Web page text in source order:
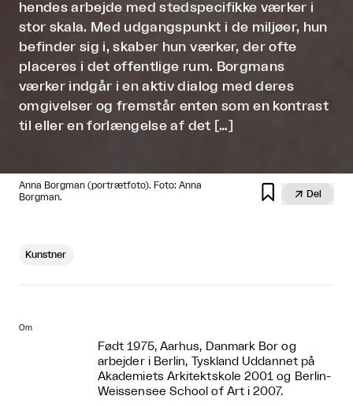
hendes arbejde med stedspecifikke værker i
stor skala. Med udgangspunkt i de miljøer, hun
befinder sig i, skaber hun værker, der ofte
placeres i det offentlige rum. Borgmans
værker indgår i en aktiv dialog med deres
omgivelser og fremstår enten som en kontrast
til eller en forlængelse af det […]
Anna Borgman (portrætfoto). Foto: Anna
Borgman.
  Del
Kunstner
Om
Født 1975, Aarhus, Danmark Bor og
arbejder i Berlin, Tyskland Uddannet på
Akademiets Arkitektskole 2001 og Berlin-
Weissensee School of Art i 2007.